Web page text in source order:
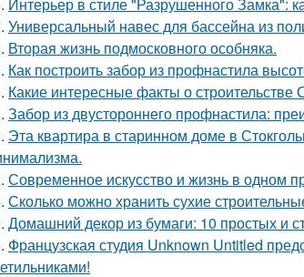
Универсальный навес для бассейна из
Вторая жизнь подмосковного особняка.
Как построить забор из профнастила
Какие интересные факты о строительстве
Забор из двустороннего профнастила:
Эта квартира в старинном доме в
Современное искусство и жизнь в одном
Сколько можно хранить сухие
Домашний декор из бумаги: 10 простых и
Французская студия Unknown Untitled